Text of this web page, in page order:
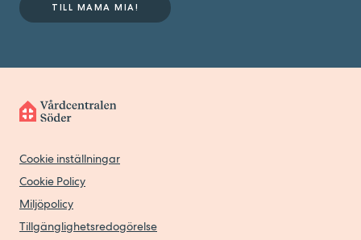
TILL MAMA MIA!
Cookie inställningar
Cookie Policy
Miljöpolicy
Tillgänglighetsredogörelse